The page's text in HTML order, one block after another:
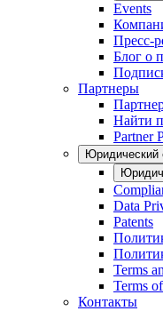
Events
Пресс-
Блог о
Партнеры
Найти
Partner
Юридический
Data
Patents
Terms
Terms
Контакты